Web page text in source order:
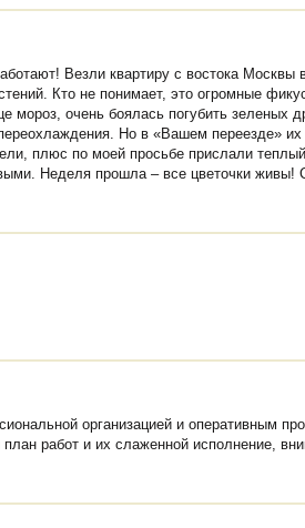
Везли квартиру с востока
Кто не понимает, это огромные
очень боялась погубить зеленых
Но в «Вашем переезде»
плюс по моей просьбе прислали
Неделя прошла – все цветочки живы!
организацией и оперативным
работ и их слаженной исполнение,